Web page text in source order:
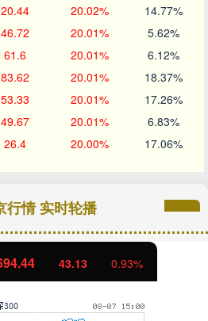
20.44 20.02% 14.77%
46.72 20.01% 5.62%
61.6 20.01% 6.12%
83.62 20.01% 18.37%
53.33 20.01% 17.26%
49.67 20.01% 6.83%
26.4 20.00% 17.06%
行情 实时轮播
43.13 0.93%